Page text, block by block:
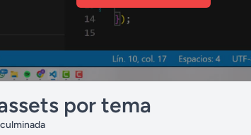
por tema